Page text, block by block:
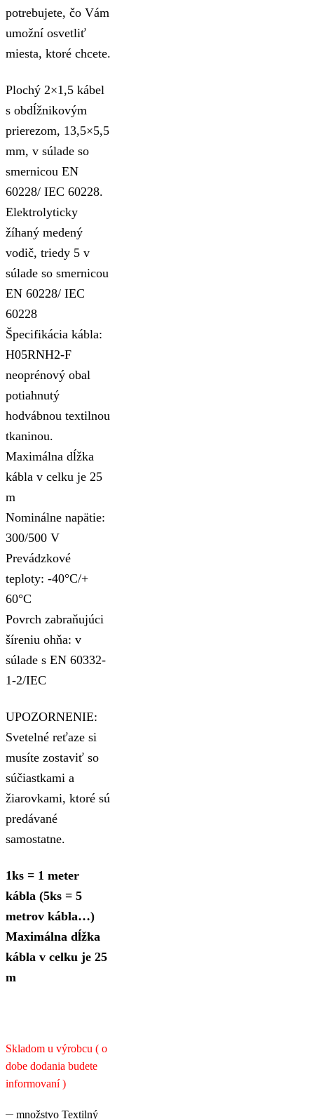
potrebujete, čo Vám
umožní osvetliť
miesta, ktoré chcete.
Plochý 2×1,5 kábel
s obdĺžnikovým
prierezom, 13,5×5,5
mm, v súlade so
smernicou EN
60228/ IEC 60228.
Elektrolyticky
žíhaný medený
vodič, triedy 5 v
súlade so smernicou
EN 60228/ IEC
60228
Špecifikácia kábla:
H05RNH2-F
neoprénový obal
potiahnutý
hodvábnou textilnou
tkaninou.
Maximálna dĺžka
kábla v celku je 25
m
Nominálne napätie:
300/500 V
Prevádzkové
teploty: -40°C/+
60°C
Povrch zabraňujúci
šíreniu ohňa: v
súlade s EN 60332-
1-2/IEC
UPOZORNENIE:
Svetelné reťaze si
musíte zostaviť so
súčiastkami a
žiarovkami, ktoré sú
predávané
samostatne.
1ks = 1 meter
kábla (5ks = 5
metrov kábla…)
Maximálna dĺžka
kábla v celku je 25
m
Skladom u výrobcu ( o
dobe dodania budete
informovaní )
množstvo Textilný